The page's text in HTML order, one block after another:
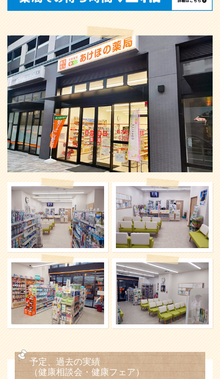
予定、過去の実績
（健康相談会・健康フェア）